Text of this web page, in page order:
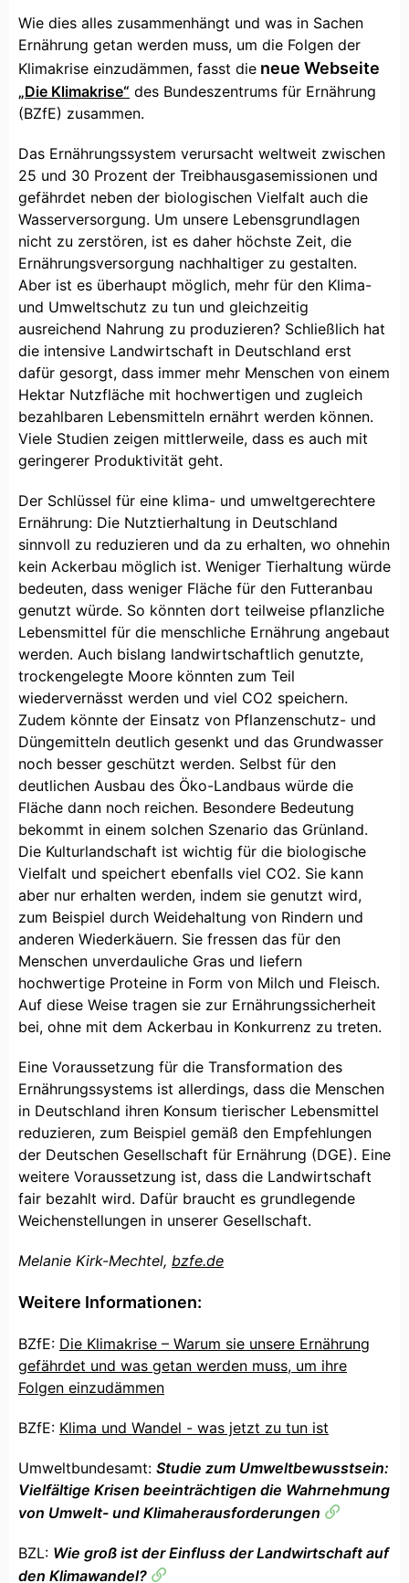
Wie dies alles zusammenhängt und was in Sachen
Ernährung getan werden muss, um die Folgen der
Klimakrise einzudämmen, fasst die neue Webseite
„Die Klimakrise“ des Bundeszentrums für Ernährung
(BZfE) zusammen.
Das Ernährungssystem verursacht weltweit zwischen
25 und 30 Prozent der Treibhausgasemissionen und
gefährdet neben der biologischen Vielfalt auch die
Wasserversorgung. Um unsere Lebensgrundlagen
nicht zu zerstören, ist es daher höchste Zeit, die
Ernährungsversorgung nachhaltiger zu gestalten.
Aber ist es überhaupt möglich, mehr für den Klima-
und Umweltschutz zu tun und gleichzeitig
ausreichend Nahrung zu produzieren? Schließlich hat
die intensive Landwirtschaft in Deutschland erst
dafür gesorgt, dass immer mehr Menschen von einem
Hektar Nutzfläche mit hochwertigen und zugleich
bezahlbaren Lebensmitteln ernährt werden können.
Viele Studien zeigen mittlerweile, dass es auch mit
geringerer Produktivität geht.
Der Schlüssel für eine klima- und umweltgerechtere
Ernährung: Die Nutztierhaltung in Deutschland
sinnvoll zu reduzieren und da zu erhalten, wo ohnehin
kein Ackerbau möglich ist. Weniger Tierhaltung würde
bedeuten, dass weniger Fläche für den Futteranbau
genutzt würde. So könnten dort teilweise pflanzliche
Lebensmittel für die menschliche Ernährung angebaut
werden. Auch bislang landwirtschaftlich genutzte,
trockengelegte Moore könnten zum Teil
wiedervernässt werden und viel CO2 speichern.
Zudem könnte der Einsatz von Pflanzenschutz- und
Düngemitteln deutlich gesenkt und das Grundwasser
noch besser geschützt werden. Selbst für den
deutlichen Ausbau des Öko-Landbaus würde die
Fläche dann noch reichen. Besondere Bedeutung
bekommt in einem solchen Szenario das Grünland.
Die Kulturlandschaft ist wichtig für die biologische
Vielfalt und speichert ebenfalls viel CO2. Sie kann
aber nur erhalten werden, indem sie genutzt wird,
zum Beispiel durch Weidehaltung von Rindern und
anderen Wiederkäuern. Sie fressen das für den
Menschen unverdauliche Gras und liefern
hochwertige Proteine in Form von Milch und Fleisch.
Auf diese Weise tragen sie zur Ernährungssicherheit
bei, ohne mit dem Ackerbau in Konkurrenz zu treten.
Eine Voraussetzung für die Transformation des
Ernährungssystems ist allerdings, dass die Menschen
in Deutschland ihren Konsum tierischer Lebensmittel
reduzieren, zum Beispiel gemäß den Empfehlungen
der Deutschen Gesellschaft für Ernährung (DGE). Eine
weitere Voraussetzung ist, dass die Landwirtschaft
fair bezahlt wird. Dafür braucht es grundlegende
Weichenstellungen in unserer Gesellschaft.
Melanie Kirk-Mechtel, bzfe.de
Weitere Informationen:
BZfE: Die Klimakrise – Warum sie unsere Ernährung
gefährdet und was getan werden muss, um ihre
Folgen einzudämmen
BZfE: Klima und Wandel - was jetzt zu tun ist
Umweltbundesamt: Studie zum Umweltbewusstsein:
Vielfältige Krisen beeinträchtigen die Wahrnehmung
von Umwelt- und Klimaherausforderungen
BZL: Wie groß ist der Einfluss der Landwirtschaft auf
den Klimawandel?